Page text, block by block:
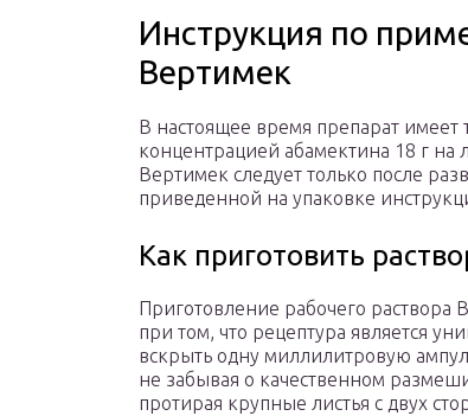
Инструкция по
Вертимек
В настоящее время препарат имеет
концентрацией абамектина 18 г
Вертимек следует только после
приведенной на упаковке
Как приготовить
Приготовление рабочего раствора
при том, что рецептура является
вскрыть одну миллилитровую
не забывая о качественном
протирая крупные листья с двух